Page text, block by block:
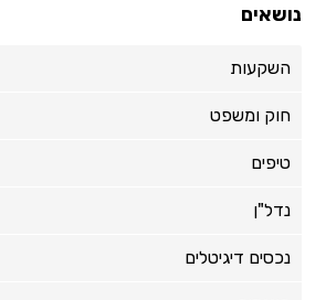
נושאים
השקעות
חוק ומשפט
טיפים
נדל"ן
נכסים דיגיטלים